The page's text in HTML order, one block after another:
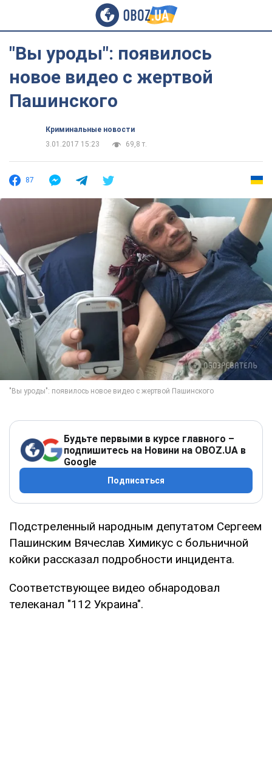
"Вы уроды": появилось
новое видео с жертвой
Пашинского
Криминальные новости
3.01.2017 15:23
69,8 т.
87
Будьте первыми в курсе главного –
подпишитесь на Новини на OBOZ.UA в
Google
Подписаться
Подстреленный народным депутатом Сергеем
Пашинским Вячеслав Химикус с больничной
койки рассказал подробности инцидента.
Соответствующее видео обнародовал
телеканал "112 Украина".